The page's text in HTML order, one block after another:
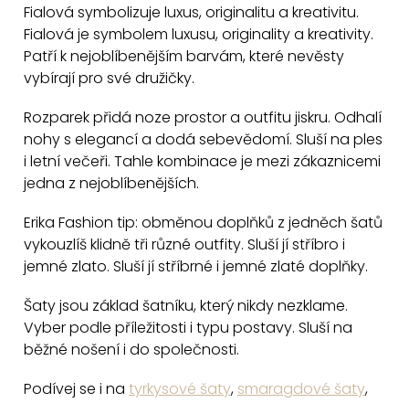
l
á
c
í
p
v
k
y
ý
p
i
s
Fialová symbolizuje luxus, originalitu a kreativitu.
Fialová je symbolem luxusu, originality a kreativity.
Patří k nejoblíbenějším barvám, které nevěsty
vybírají pro své družičky.
Rozparek přidá noze prostor a outfitu jiskru. Odhalí
nohy s elegancí a dodá sebevědomí. Sluší na ples
i letní večeři. Tahle kombinace je mezi zákaznicemi
jedna z nejoblíbenějších.
Erika Fashion tip: obměnou doplňků z jedněch šatů
vykouzlíš klidně tři různé outfity. Sluší jí stříbro i
jemné zlato. Sluší jí stříbrné i jemné zlaté doplňky.
Šaty jsou základ šatníku, který nikdy nezklame.
Vyber podle příležitosti i typu postavy. Sluší na
běžné nošení i do společnosti.
Podívej se i na tyrkysové šaty, smaragdové šaty,